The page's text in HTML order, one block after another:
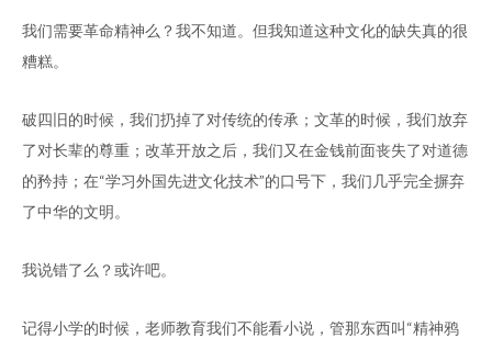
我们需要革命精神么？我不知道。但我知道这种文化的缺失真的很
糟糕。
破四旧的时候，我们扔掉了对传统的传承；文革的时候，我们放弃
了对长辈的尊重；改革开放之后，我们又在金钱前面丧失了对道德
的矜持；在“学习外国先进文化技术”的口号下，我们几乎完全摒弃
了中华的文明。
我说错了么？或许吧。
记得小学的时候，老师教育我们不能看小说，管那东西叫“精神鸦